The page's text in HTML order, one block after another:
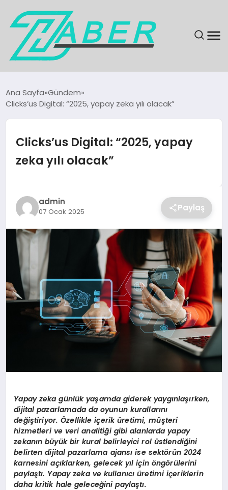
EKONOMI
MAGAZIN
KÜLTÜR & SANAT
SAĞLIK
SPOR
TEKNOLOJI
Ana Sayfa Gündem
Clicks’us Digital: “2025, yapay zeka yılı olacak”
Clicks’us Digital: “2025, yapay
zeka yılı olacak”
admin
07 Ocak 2025 Paylaş
Yapay zeka günlük yaşamda giderek yaygınlaşırken,
dijital pazarlamada da oyunun kurallarını
değiştiriyor. Özellikle içeriküretimi, müşteri
hizmetleri ve veri analitiği gibi alanlarda yapay
zekanın büyük bir kural belirleyici rol üstlendiğini
belirten dijital pazarlama ajansı ise sektörün 2024
karnesini açıklarken, gelecek yıl için öngörülerini
paylaştı. Yapay zeka ve kullanıcı üretimi içeriklerin
daha kritik hale geleceğini paylaştı.